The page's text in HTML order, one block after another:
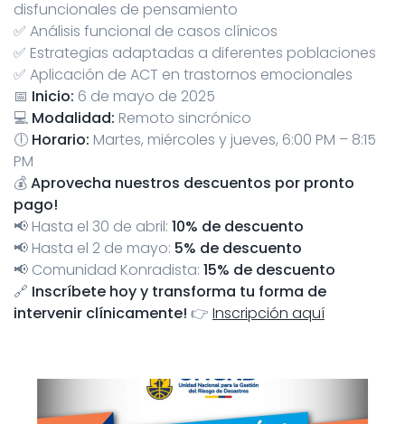
disfuncionales de pensamiento
✅ Análisis funcional de casos clínicos
✅ Estrategias adaptadas a diferentes poblaciones
✅ Aplicación de ACT en trastornos emocionales
📅 Inicio: 6 de mayo de 2025
💻 Modalidad: Remoto sincrónico
🕕 Horario: Martes, miércoles y jueves, 6:00 PM – 8:15
PM
💰Aprovecha nuestros descuentos por pronto
pago!
📢 Hasta el 30 de abril: 10% de descuento
📢 Hasta el 2 de mayo: 5% de descuento
📢 Comunidad Konradista: 15% de descuento
🔗 Inscríbete hoy y transforma tu forma de
intervenir clínicamente! 👉 Inscripción aquí